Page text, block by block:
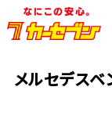
メルセデス